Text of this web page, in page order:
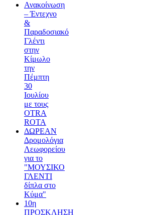
Ανακοίνωση
– Έντεχνο
&
Παραδοσιακό
Γλέντι
στην
Κίμωλο
την
Πέμπτη
30
Ιουλίου
με τους
OTRA
ROTA
ΔΩΡΕΑΝ
Δρομολόγια
Λεωφορείου
για το
"ΜΟΥΣΙΚΟ
ΓΛΕΝΤΙ
δίπλα στο
Κύμα"
10η
ΠΡΟΣΚΛΗΣΗ